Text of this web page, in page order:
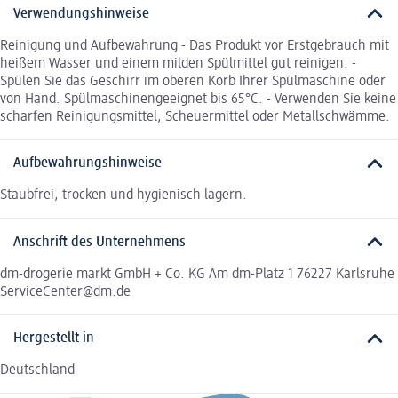
Verwendungshinweise
Reinigung und Aufbewahrung - Das Produkt vor Erstgebrauch mit
heißem Wasser und einem milden Spülmittel gut reinigen. -
Spülen Sie das Geschirr im oberen Korb Ihrer Spülmaschine oder
von Hand. Spülmaschinengeeignet bis 65°C. - Verwenden Sie keine
scharfen Reinigungsmittel, Scheuermittel oder Metallschwämme.
Aufbewahrungshinweise
Staubfrei, trocken und hygienisch lagern.
Anschrift des Unternehmens
dm-drogerie markt GmbH + Co. KG Am dm-Platz 1 76227 Karlsruhe
ServiceCenter@dm.de
Hergestellt in
Deutschland